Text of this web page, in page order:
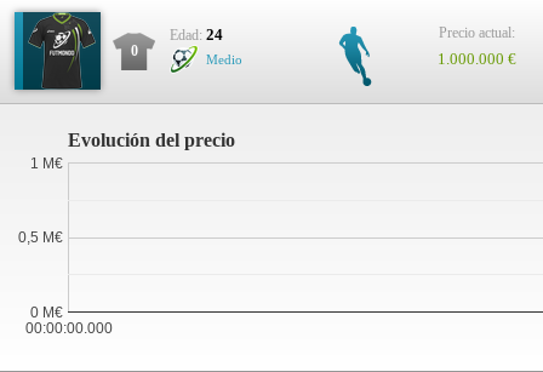
0
Edad: 24
Medio
Precio actual:
1.000.000 €
Evolución del precio
00:00:00.000
0 M€
0,5 M€
1 M€